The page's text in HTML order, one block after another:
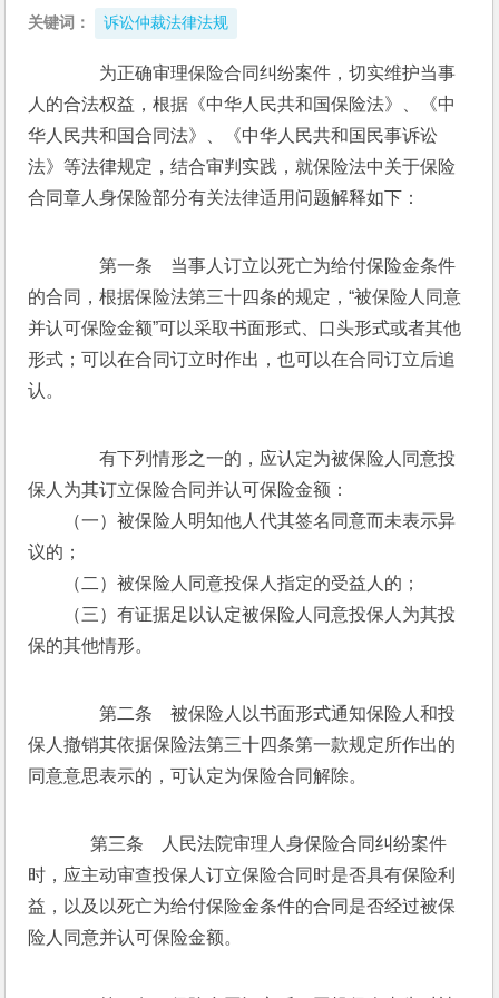
关键词： 诉讼仲裁法律法规
为正确审理保险合同纠纷案件，切实维护当事
人的合法权益，根据《中华人民共和国保险法》、《中
华人民共和国合同法》、《中华人民共和国民事诉讼
法》等法律规定，结合审判实践，就保险法中关于保险
合同章人身保险部分有关法律适用问题解释如下：
第一条　当事人订立以死亡为给付保险金条件
的合同，根据保险法第三十四条的规定，“被保险人同意
并认可保险金额”可以采取书面形式、口头形式或者其他
形式；可以在合同订立时作出，也可以在合同订立后追
认。
有下列情形之一的，应认定为被保险人同意投
保人为其订立保险合同并认可保险金额：
（一）被保险人明知他人代其签名同意而未表示异
议的；
（二）被保险人同意投保人指定的受益人的；
（三）有证据足以认定被保险人同意投保人为其投
保的其他情形。
第二条　被保险人以书面形式通知保险人和投
保人撤销其依据保险法第三十四条第一款规定所作出的
同意意思表示的，可认定为保险合同解除。
第三条　人民法院审理人身保险合同纠纷案件
时，应主动审查投保人订立保险合同时是否具有保险利
益，以及以死亡为给付保险金条件的合同是否经过被保
险人同意并认可保险金额。